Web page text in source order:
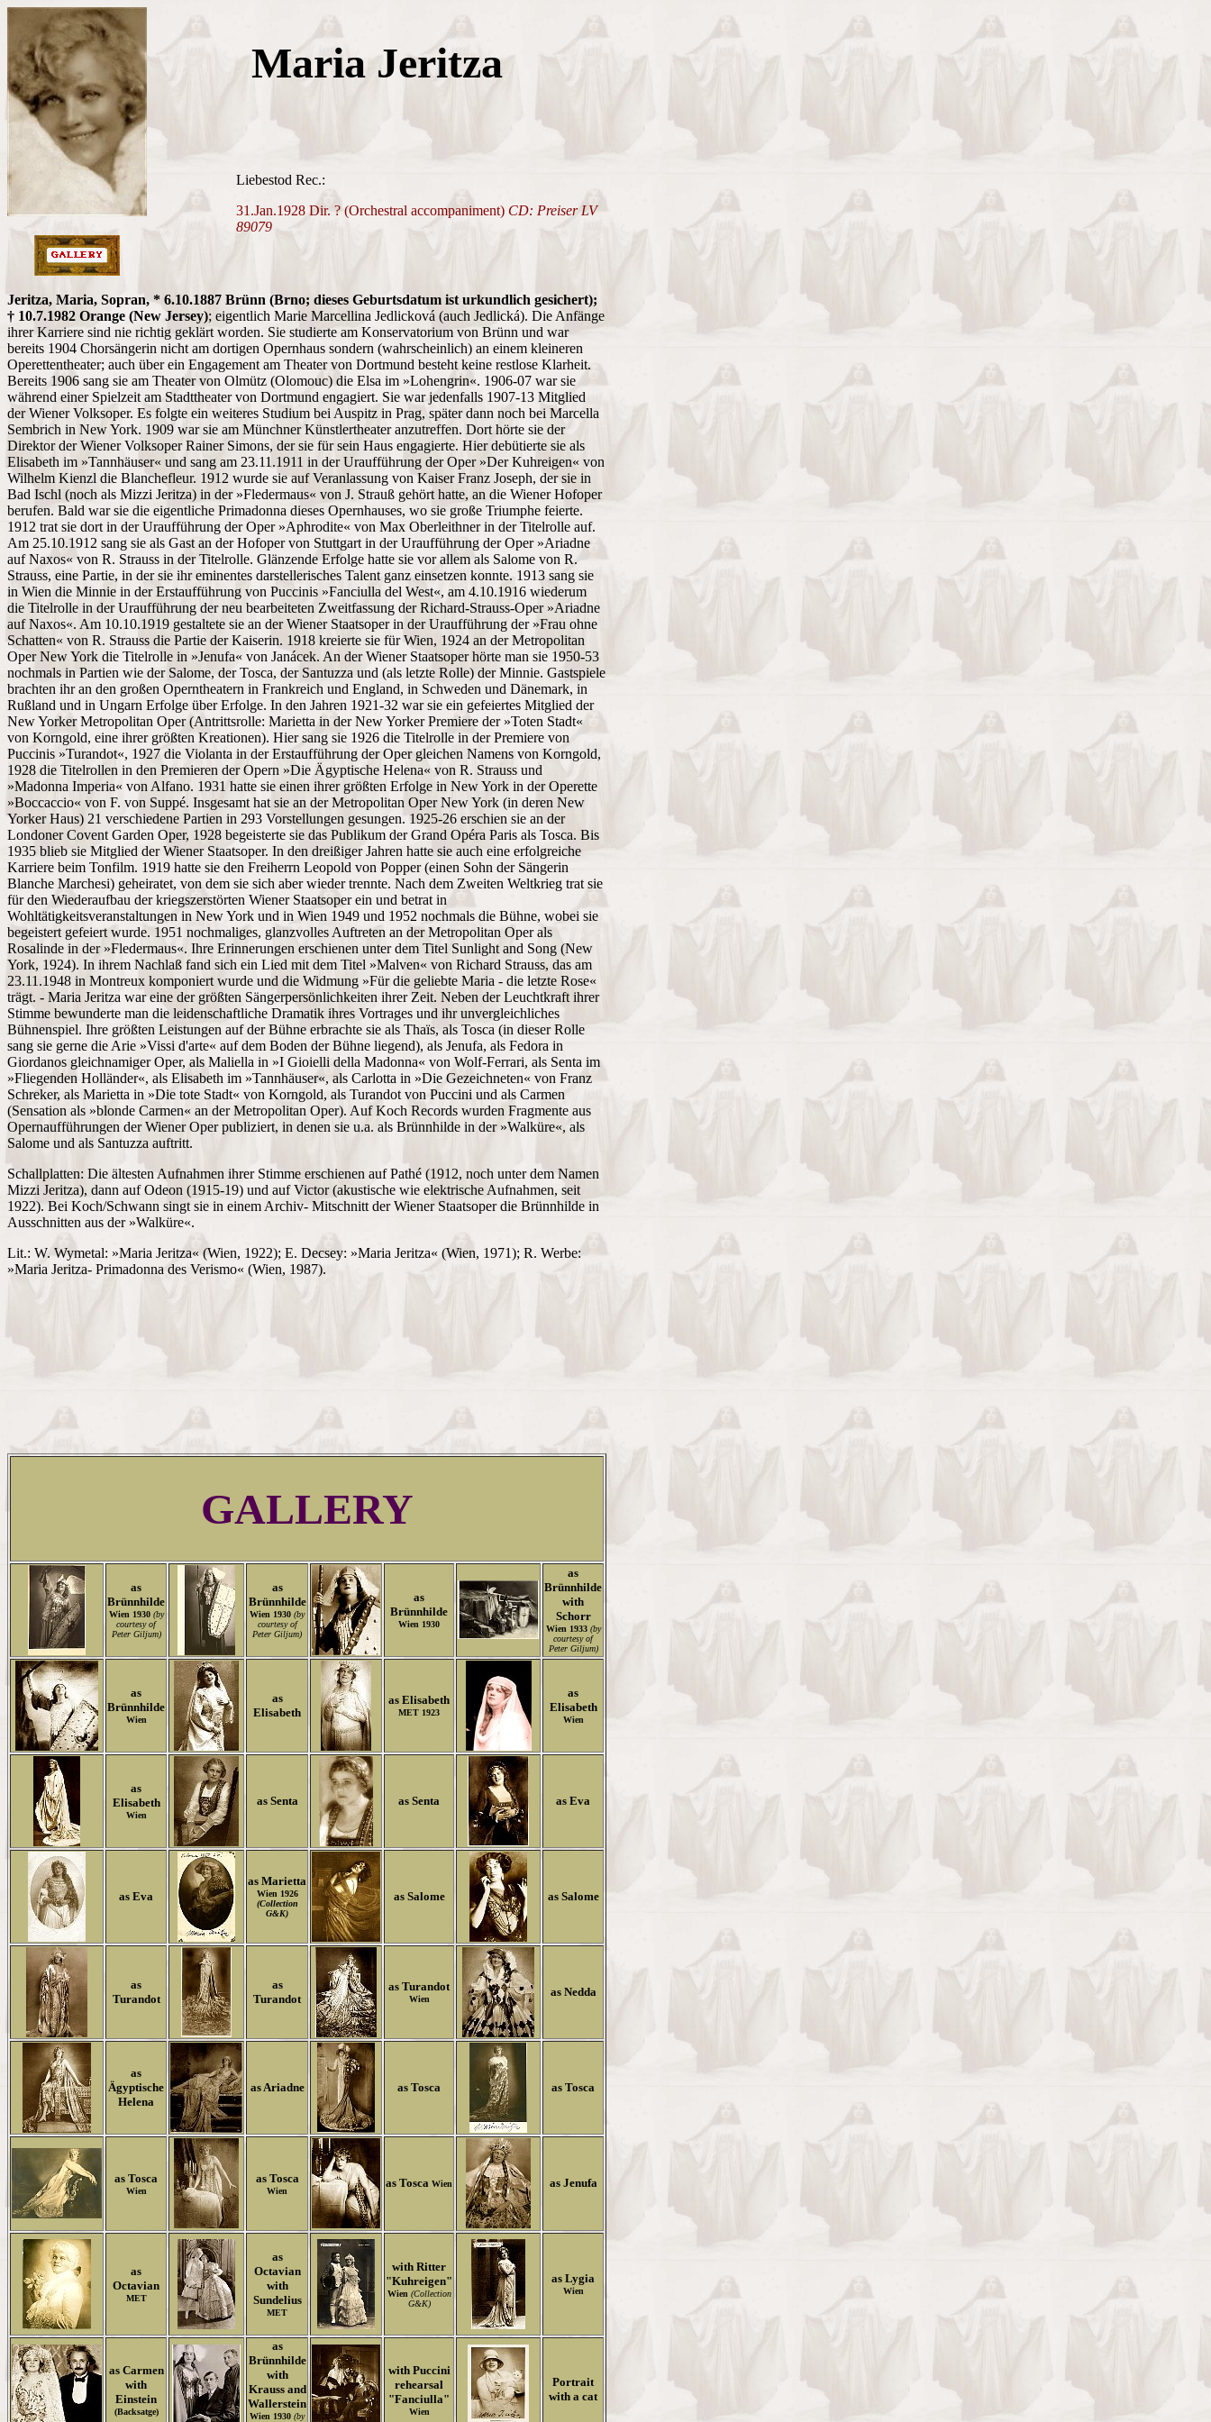
Maria Jeritza
Liebestod Rec.:
31.Jan.1928 Dir. ? (Orchestral accompaniment) CD: Preiser LV
89079
Jeritza, Maria, Sopran, * 6.10.1887 Brünn (Brno; dieses Geburtsdatum ist urkundlich gesichert);
† 10.7.1982 Orange (New Jersey); eigentlich Marie Marcellina Jedlicková (auch Jedlická). Die Anfänge
ihrer Karriere sind nie richtig geklärt worden. Sie studierte am Konservatorium von Brünn und war
bereits 1904 Chorsängerin nicht am dortigen Opernhaus sondern (wahrscheinlich) an einem kleineren
Operettentheater; auch über ein Engagement am Theater von Dortmund besteht keine restlose Klarheit.
Bereits 1906 sang sie am Theater von Olmütz (Olomouc) die Elsa im »Lohengrin«. 1906-07 war sie
während einer Spielzeit am Stadttheater von Dortmund engagiert. Sie war jedenfalls 1907-13 Mitglied
der Wiener Volksoper. Es folgte ein weiteres Studium bei Auspitz in Prag, später dann noch bei Marcella
Sembrich in New York. 1909 war sie am Münchner Künstlertheater anzutreffen. Dort hörte sie der
Direktor der Wiener Volksoper Rainer Simons, der sie für sein Haus engagierte. Hier debütierte sie als
Elisabeth im »Tannhäuser« und sang am 23.11.1911 in der Uraufführung der Oper »Der Kuhreigen« von
Wilhelm Kienzl die Blanchefleur. 1912 wurde sie auf Veranlassung von Kaiser Franz Joseph, der sie in
Bad Ischl (noch als Mizzi Jeritza) in der »Fledermaus« von J. Strauß gehört hatte, an die Wiener Hofoper
berufen. Bald war sie die eigentliche Primadonna dieses Opernhauses, wo sie große Triumphe feierte.
1912 trat sie dort in der Uraufführung der Oper »Aphrodite« von Max Oberleithner in der Titelrolle auf.
Am 25.10.1912 sang sie als Gast an der Hofoper von Stuttgart in der Uraufführung der Oper »Ariadne
auf Naxos« von R. Strauss in der Titelrolle. Glänzende Erfolge hatte sie vor allem als Salome von R.
Strauss, eine Partie, in der sie ihr eminentes darstellerisches Talent ganz einsetzen konnte. 1913 sang sie
in Wien die Minnie in der Erstaufführung von Puccinis »Fanciulla del West«, am 4.10.1916 wiederum
die Titelrolle in der Uraufführung der neu bearbeiteten Zweitfassung der Richard-Strauss-Oper »Ariadne
auf Naxos«. Am 10.10.1919 gestaltete sie an der Wiener Staatsoper in der Uraufführung der »Frau ohne
Schatten« von R. Strauss die Partie der Kaiserin. 1918 kreierte sie für Wien, 1924 an der Metropolitan
Oper New York die Titelrolle in »Jenufa« von Janácek. An der Wiener Staatsoper hörte man sie 1950-53
nochmals in Partien wie der Salome, der Tosca, der Santuzza und (als letzte Rolle) der Minnie. Gastspiele
brachten ihr an den großen Operntheatern in Frankreich und England, in Schweden und Dänemark, in
Rußland und in Ungarn Erfolge über Erfolge. In den Jahren 1921-32 war sie ein gefeiertes Mitglied der
New Yorker Metropolitan Oper (Antrittsrolle: Marietta in der New Yorker Premiere der »Toten Stadt«
von Korngold, eine ihrer größten Kreationen). Hier sang sie 1926 die Titelrolle in der Premiere von
Puccinis »Turandot«, 1927 die Violanta in der Erstaufführung der Oper gleichen Namens von Korngold,
1928 die Titelrollen in den Premieren der Opern »Die Ägyptische Helena« von R. Strauss und
»Madonna Imperia« von Alfano. 1931 hatte sie einen ihrer größten Erfolge in New York in der Operette
»Boccaccio« von F. von Suppé. Insgesamt hat sie an der Metropolitan Oper New York (in deren New
Yorker Haus) 21 verschiedene Partien in 293 Vorstellungen gesungen. 1925-26 erschien sie an der
Londoner Covent Garden Oper, 1928 begeisterte sie das Publikum der Grand Opéra Paris als Tosca. Bis
1935 blieb sie Mitglied der Wiener Staatsoper. In den dreißiger Jahren hatte sie auch eine erfolgreiche
Karriere beim Tonfilm. 1919 hatte sie den Freiherrn Leopold von Popper (einen Sohn der Sängerin
Blanche Marchesi) geheiratet, von dem sie sich aber wieder trennte. Nach dem Zweiten Weltkrieg trat sie
für den Wiederaufbau der kriegszerstörten Wiener Staatsoper ein und betrat in
Wohltätigkeitsveranstaltungen in New York und in Wien 1949 und 1952 nochmals die Bühne, wobei sie
begeistert gefeiert wurde. 1951 nochmaliges, glanzvolles Auftreten an der Metropolitan Oper als
Rosalinde in der »Fledermaus«. Ihre Erinnerungen erschienen unter dem Titel Sunlight and Song (New
York, 1924). In ihrem Nachlaß fand sich ein Lied mit dem Titel »Malven« von Richard Strauss, das am
23.11.1948 in Montreux komponiert wurde und die Widmung »Für die geliebte Maria - die letzte Rose«
trägt. - Maria Jeritza war eine der größten Sängerpersönlichkeiten ihrer Zeit. Neben der Leuchtkraft ihrer
Stimme bewunderte man die leidenschaftliche Dramatik ihres Vortrages und ihr unvergleichliches
Bühnenspiel. Ihre größten Leistungen auf der Bühne erbrachte sie als Thaïs, als Tosca (in dieser Rolle
sang sie gerne die Arie »Vissi d'arte« auf dem Boden der Bühne liegend), als Jenufa, als Fedora in
Giordanos gleichnamiger Oper, als Maliella in »I Gioielli della Madonna« von Wolf-Ferrari, als Senta im
»Fliegenden Holländer«, als Elisabeth im »Tannhäuser«, als Carlotta in »Die Gezeichneten« von Franz
Schreker, als Marietta in »Die tote Stadt« von Korngold, als Turandot von Puccini und als Carmen
(Sensation als »blonde Carmen« an der Metropolitan Oper). Auf Koch Records wurden Fragmente aus
Opernaufführungen der Wiener Oper publiziert, in denen sie u.a. als Brünnhilde in der »Walküre«, als
Salome und als Santuzza auftritt.
Schallplatten: Die ältesten Aufnahmen ihrer Stimme erschienen auf Pathé (1912, noch unter dem Namen
Mizzi Jeritza), dann auf Odeon (1915-19) und auf Victor (akustische wie elektrische Aufnahmen, seit
1922). Bei Koch/Schwann singt sie in einem Archiv- Mitschnitt der Wiener Staatsoper die Brünnhilde in
Ausschnitten aus der »Walküre«.
Lit.: W. Wymetal: »Maria Jeritza« (Wien, 1922); E. Decsey: »Maria Jeritza« (Wien, 1971); R. Werbe:
»Maria Jeritza- Primadonna des Verismo« (Wien, 1987).
GALLERY
as
Brünnhilde
Wien 1930 (by
courtesy of
Peter Giljum)
as
Brünnhilde
Wien 1930 (by
courtesy of
Peter Giljum)
as
Brünnhilde
Wien 1930
as
Brünnhilde
with
Schorr
Wien 1933 (by
courtesy of
Peter Giljum)
as
Brünnhilde
Wien
as
Elisabeth
as Elisabeth
MET 1923
as
Elisabeth
Wien
as
Elisabeth
Wien
as Senta as Senta as Eva
as Eva
as Marietta
Wien 1926
(Collection
G&K)
as Salome as Salome
as
Turandot
as
Turandot
as Turandot
Wien
as Nedda
as
Ägyptische
Helena
as Ariadne as Tosca as Tosca
as Tosca
Wien
as Tosca
Wien
as Tosca Wien as Jenufa
as
Octavian
MET
as
Octavian
with
Sundelius
MET
with Ritter
"Kuhreigen"
Wien (Collection
G&K)
as Lygia
Wien
as Carmen
with
Einstein
(Backsatge)
as
Brünnhilde
with
Krauss and
Wallerstein
Wien 1930 (by
with Puccini
rehearsal
"Fanciulla"
Wien
Portrait
with a cat